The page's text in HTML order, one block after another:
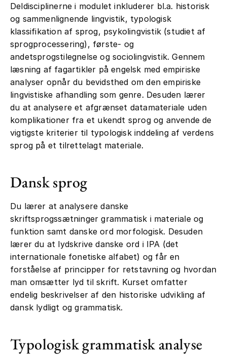
Deldisciplinerne i modulet inkluderer bl.a. historisk
og sammenlignende lingvistik, typologisk
klassifikation af sprog, psykolingvistik (studiet af
sprogprocessering), første- og
andetsprogstilegnelse og sociolingvistik. Gennem
læsning af fagartikler på engelsk med empiriske
analyser opnår du bevidsthed om den empiriske
lingvistiske afhandling som genre. Desuden lærer
du at analysere et afgrænset datamateriale uden
komplikationer fra et ukendt sprog og anvende de
vigtigste kriterier til typologisk inddeling af verdens
sprog på et tilrettelagt materiale.
Dansk sprog
Du lærer at analysere danske
skriftsprogssætninger grammatisk i materiale og
funktion samt danske ord morfologisk. Desuden
lærer du at lydskrive danske ord i IPA (det
internationale fonetiske alfabet) og får en
forståelse af principper for retstavning og hvordan
man omsætter lyd til skrift. Kurset omfatter
endelig beskrivelser af den historiske udvikling af
dansk lydligt og grammatisk.
Typologisk grammatisk analyse